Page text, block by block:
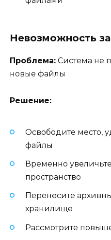
Невозможность
Проблема: Система не
новые файлы
Решение:
Освободите место,
файлы
Временно
пространство
Перенесите
хранилище
Рассмотрите